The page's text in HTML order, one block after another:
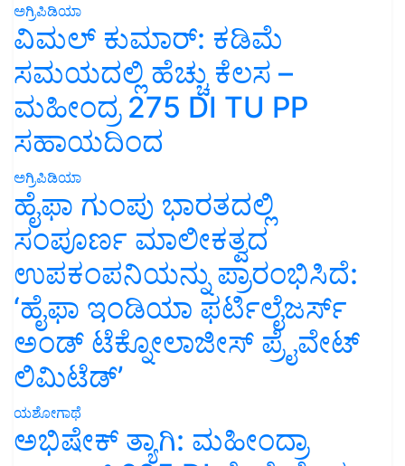
ಅಗ್ರಿಪಿಡಿಯಾ
ವಿಮಲ್ ಕುಮಾರ್: ಕಡಿಮೆ
ಸಮಯದಲ್ಲಿ ಹೆಚ್ಚು ಕೆಲಸ –
ಮಹೀಂದ್ರ 275 DI TU PP
ಸಹಾಯದಿಂದ
ಅಗ್ರಿಪಿಡಿಯಾ
ಹೈಫಾ ಗುಂಪು ಭಾರತದಲ್ಲಿ
ಸಂಪೂರ್ಣ ಮಾಲೀಕತ್ವದ
ಉಪಕಂಪನಿಯನ್ನು ಪ್ರಾರಂಭಿಸಿದೆ:
‘ಹೈಫಾ ಇಂಡಿಯಾ ಫರ್ಟಿಲೈಜರ್ಸ್
ಅಂಡ್ ಟೆಕ್ನೋಲಾಜೀಸ್ ಪ್ರೈವೇಟ್
ಲಿಮಿಟೆಡ್’
ಯಶೋಗಾಥೆ
ಅಭಿಷೇಕ್ ತ್ಯಾಗಿ: ಮಹೀಂದ್ರಾ